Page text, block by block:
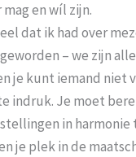
mag en wíl zijn.
dat ik had over
– we zijn
je kunt iemand niet
indruk. Je moet
in harmonie
je plek in de